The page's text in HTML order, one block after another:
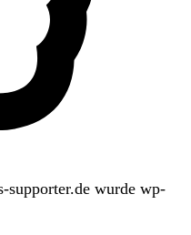
supporter.de wurde wp-